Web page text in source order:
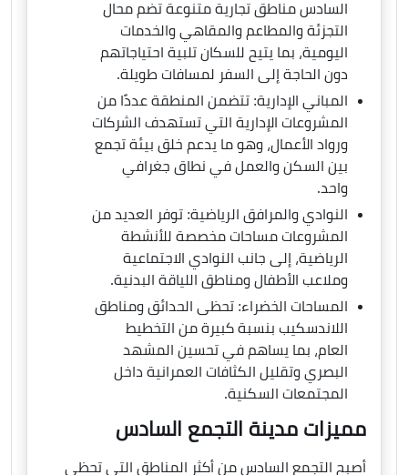
السادس مناطق تجارية متنوعة تضم محال
التجزئة والمطاعم والمقاهي والخدمات
اليومية، بما يتيح للسكان تلبية احتياجاتهم
دون الحاجة إلى السفر لمسافات طويلة.
المباني الإدارية: تتضمن المنطقة عددًا من
المشروعات الإدارية التي تستهدف الشركات
ورواد الأعمال، وهو ما يدعم خلق بيئة تجمع
بين السكن والعمل في نطاق جغرافي
واحد.
النوادي والمرافق الرياضية: توفر العديد من
المشروعات مساحات مخصصة للأنشطة
الرياضية، إلى جانب النوادي الاجتماعية
وملاعب الأطفال ومناطق اللياقة البدنية.
المساحات الخضراء: تحظى الحدائق ومناطق
اللاندسكيب بنسبة كبيرة من التخطيط
العام، بما يساهم في تحسين المشهد
البصري وتقليل الكثافات العمرانية داخل
المجتمعات السكنية.
مميزات مدينة التجمع السادس
أصبح التجمع السادس من أكثر المناطق التي تحظى